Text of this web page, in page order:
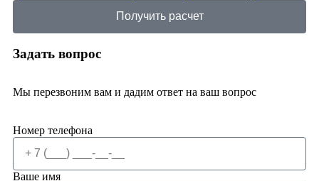
Получить расчет
Задать вопрос
Мы перезвоним вам и дадим ответ на ваш вопрос
Номер телефона
Ваше имя